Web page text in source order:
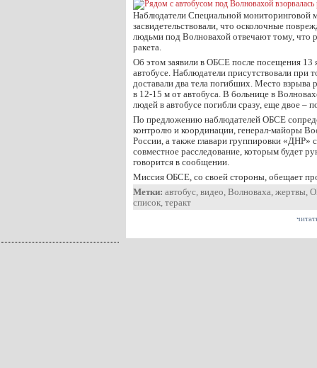
Наблюдатели Специальной мониторинговой
засвидетельствовали, что осколочные
людьми под Волновахой отвечают тому, что
ракета.
Об этом заявили в ОБСЕ после посещения 13
автобусе. Наблюдатели присутствовали при
доставали два тела погибших. Место взрыва
в 12-15 м от автобуса. В больнице в
людей в автобусе погибли сразу, еще двое –
По предложению наблюдателей ОБСЕ
контролю и координации, генерал-майоры
России, а также главари группировки «ДНР»
совместное расследование, которым будет
говорится в сообщении.
Миссия ОБСЕ, со своей стороны, обещает
Метки: автобус, видео, Волноваха, жертвы,
список, теракт